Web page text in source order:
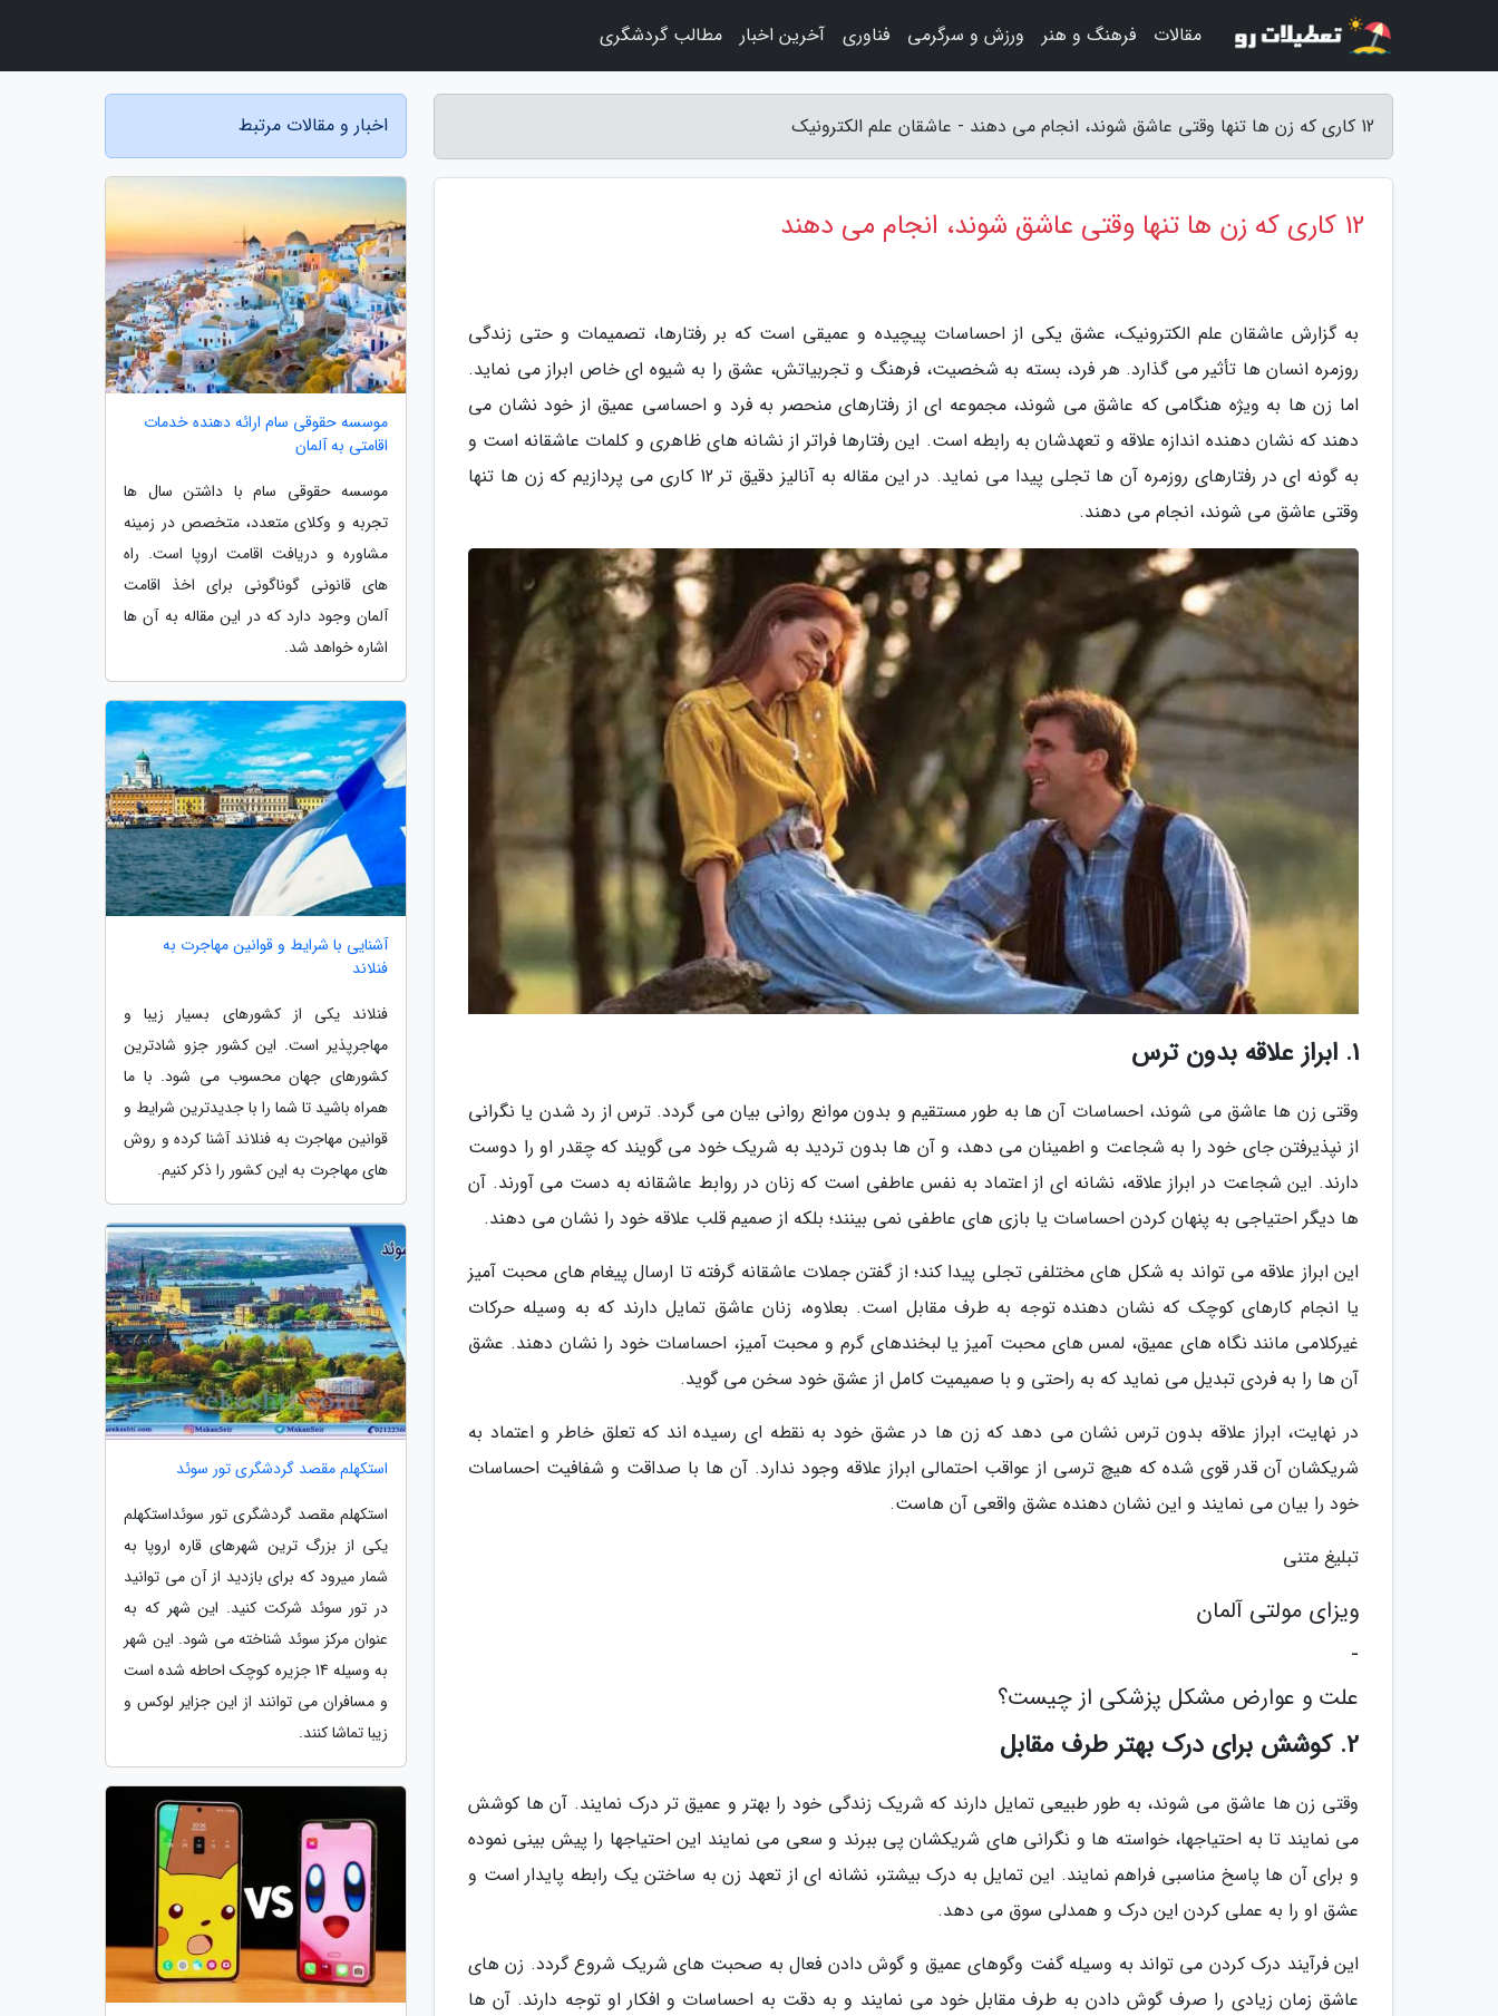
12 کاری که زن ها تنها وقتی عاشق شوند، انجام می دهند - عاشقان علم الکترونیک
12 کاری که زن ها تنها وقتی عاشق شوند، انجام می دهند
به گزارش عاشقان علم الکترونیک، عشق یکی از احساسات پیچیده و عمیقی است که بر رفتارها، تصمیمات و حتی زندگی
روزمره انسان ها تأثیر می گذارد. هر فرد، بسته به شخصیت، فرهنگ و تجربیاتش، عشق را به شیوه ای خاص ابراز می نماید.
اما زن ها به ویژه هنگامی که عاشق می شوند، مجموعه ای از رفتارهای منحصر به فرد و احساسی عمیق از خود نشان می
دهند که نشان دهنده اندازه علاقه و تعهدشان به رابطه است. این رفتارها فراتر از نشانه های ظاهری و کلمات عاشقانه است و
به گونه ای در رفتارهای روزمره آن ها تجلی پیدا می نماید. در این مقاله به آنالیز دقیق تر 12 کاری می پردازیم که زن ها تنها
وقتی عاشق می شوند، انجام می دهند.
1. ابراز علاقه بدون ترس
وقتی زن ها عاشق می شوند، احساسات آن ها به طور مستقیم و بدون موانع روانی بیان می گردد. ترس از رد شدن یا نگرانی
از نپذیرفتن جای خود را به شجاعت و اطمینان می دهد، و آن ها بدون تردید به شریک خود می گویند که چقدر او را دوست
دارند. این شجاعت در ابراز علاقه، نشانه ای از اعتماد به نفس عاطفی است که زنان در روابط عاشقانه به دست می آورند. آن
ها دیگر احتیاجی به پنهان کردن احساسات یا بازی های عاطفی نمی بینند؛ بلکه از صمیم قلب علاقه خود را نشان می دهند.
این ابراز علاقه می تواند به شکل های مختلفی تجلی پیدا کند؛ از گفتن جملات عاشقانه گرفته تا ارسال پیغام های محبت آمیز
یا انجام کارهای کوچک که نشان دهنده توجه به طرف مقابل است. بعلاوه، زنان عاشق تمایل دارند که به وسیله حرکات
غیرکلامی مانند نگاه های عمیق، لمس های محبت آمیز یا لبخندهای گرم و محبت آمیز، احساسات خود را نشان دهند. عشق
آن ها را به فردی تبدیل می نماید که به راحتی و با صمیمیت کامل از عشق خود سخن می گوید.
در نهایت، ابراز علاقه بدون ترس نشان می دهد که زن ها در عشق خود به نقطه ای رسیده اند که تعلق خاطر و اعتماد به
شریکشان آن قدر قوی شده که هیچ ترسی از عواقب احتمالی ابراز علاقه وجود ندارد. آن ها با صداقت و شفافیت احساسات
خود را بیان می نمایند و این نشان دهنده عشق واقعی آن هاست.
تبلیغ متنی
ویزای مولتی آلمان
-
علت و عوارض مشکل پزشکی از چیست؟
2. کوشش برای درک بهتر طرف مقابل
وقتی زن ها عاشق می شوند، به طور طبیعی تمایل دارند که شریک زندگی خود را بهتر و عمیق تر درک نمایند. آن ها کوشش
می نمایند تا به احتیاجها، خواسته ها و نگرانی های شریکشان پی ببرند و سعی می نمایند این احتیاجها را پیش بینی نموده
و برای آن ها پاسخ مناسبی فراهم نمایند. این تمایل به درک بیشتر، نشانه ای از تعهد زن به ساختن یک رابطه پایدار است و
عشق او را به عملی کردن این درک و همدلی سوق می دهد.
این فرآیند درک کردن می تواند به وسیله گفت وگوهای عمیق و گوش دادن فعال به صحبت های شریک شروع گردد. زن های
عاشق زمان زیادی را صرف گوش دادن به طرف مقابل خود می نمایند و به دقت به احساسات و افکار او توجه دارند. آن ها
اخبار و مقالات مرتبط
موسسه حقوقی سام ارائه دهنده خدمات
اقامتی به آلمان
موسسه حقوقی سام با داشتن سال ها
تجربه و وکلای متعدد، متخصص در زمینه
مشاوره و دریافت اقامت اروپا است. راه
های قانونی گوناگونی برای اخذ اقامت
آلمان وجود دارد که در این مقاله به آن ها
اشاره خواهد شد.
آشنایی با شرایط و قوانین مهاجرت به
فنلاند
فنلاند یکی از کشورهای بسیار زیبا و
مهاجرپذیر است. این کشور جزو شادترین
کشورهای جهان محسوب می شود. با ما
همراه باشید تا شما را با جدیدترین شرایط و
قوانین مهاجرت به فنلاند آشنا کرده و روش
های مهاجرت به این کشور را ذکر کنیم.
استکهلم مقصد گردشگری تور سوئد
استکهلم مقصد گردشگری تور سوئداستکهلم
یکی از بزرگ ترین شهرهای قاره اروپا به
شمار میرود که برای بازدید از آن می توانید
در تور سوئد شرکت کنید. این شهر که به
عنوان مرکز سوئد شناخته می شود. این شهر
به وسیله 14 جزیره کوچک احاطه شده است
و مسافران می توانند از این جزایر لوکس و
زیبا تماشا کنند.
مقالات فرهنگ و هنر ورزش و سرگرمی فناوری آخرین اخبار مطالب گردشگری